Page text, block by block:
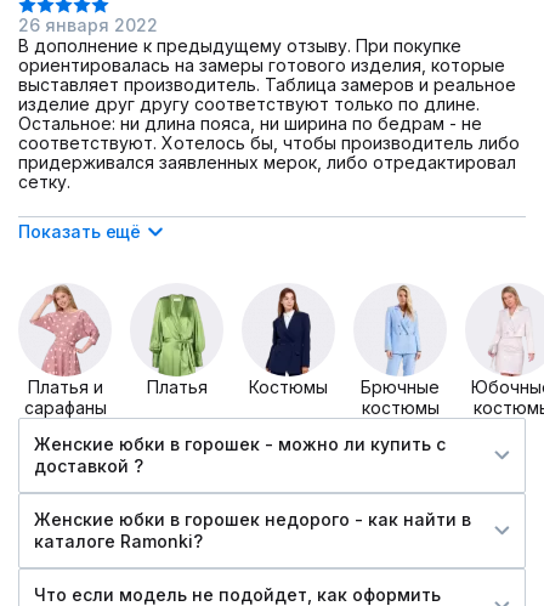
26 января 2022
В дополнение к предыдущему отзыву. При покупке
ориентировалась на замеры готового изделия, которые
выставляет производитель. Таблица замеров и реальное
изделие друг другу соответствуют только по длине.
Остальное: ни длина пояса, ни ширина по бедрам - не
соответствуют. Хотелось бы, чтобы производитель либо
придерживался заявленных мерок, либо отредактировал
сетку.
Показать ещё
Платья и
сарафаны
Платья Костюмы
Брючные
костюмы
Женские юбки в горошек - можно ли купить c
доставкой ?
Женские юбки в горошек недорого - как найти в
каталоге Ramonki?
Что если модель не подойдет, как оформить